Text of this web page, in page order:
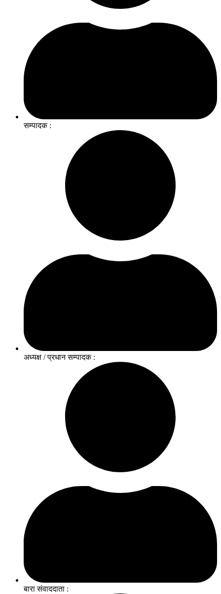
सम्पादक :
अध्यक्ष / प्रधान सम्पादक :
बारा संवाददाता :